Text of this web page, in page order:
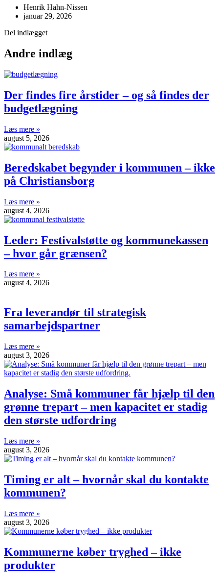
Henrik Hahn-Nissen
januar 29, 2026
Del indlægget
Andre indlæg
Der findes fire årstider – og så findes der
budgetlægning
Læs mere »
august 5, 2026
Beredskabet begynder i kommunen – ikke
på Christiansborg
Læs mere »
august 4, 2026
Leder: Festivalstøtte og kommunekassen
– hvor går grænsen?
Læs mere »
august 4, 2026
Fra leverandør til strategisk
samarbejdspartner
Læs mere »
august 3, 2026
Analyse: Små kommuner får hjælp til den
grønne trepart – men kapacitet er stadig
den største udfordring
Læs mere »
august 3, 2026
Timing er alt – hvornår skal du kontakte
kommunen?
Læs mere »
august 3, 2026
Kommunerne køber tryghed – ikke
produkter